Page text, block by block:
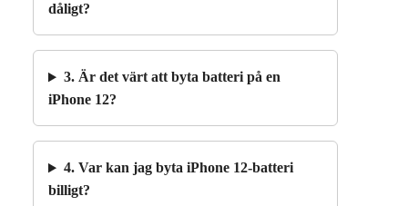
dåligt?
3. Är det värt att byta batteri på en
iPhone 12?
4. Var kan jag byta iPhone 12-batteri
billigt?